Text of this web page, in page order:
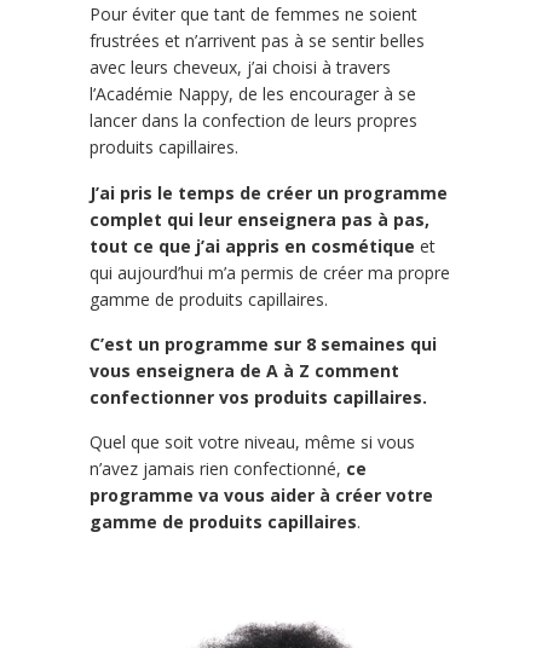
Pour éviter que tant de femmes ne soient
frustrées et n’arrivent pas à se sentir belles
avec leurs cheveux, j’ai choisi à travers
l’Académie Nappy, de les encourager à se
lancer dans la confection de leurs propres
produits capillaires.
J’ai pris le temps de créer un programme
complet qui leur enseignera pas à pas,
tout ce que j’ai appris en cosmétique et
qui aujourd’hui m’a permis de créer ma propre
gamme de produits capillaires.
C’est un programme sur 8 semaines qui
vous enseignera de A à Z comment
confectionner vos produits capillaires.
Quel que soit votre niveau, même si vous
n’avez jamais rien confectionné, ce
programme va vous aider à créer votre
gamme de produits capillaires.